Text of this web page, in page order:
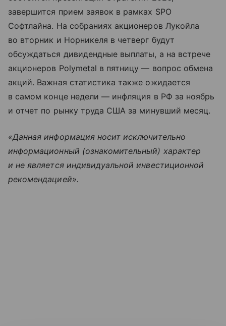
завершится прием заявок в рамках SPO
Софтлайна. На собраниях акционеров Лукойла
во вторник и Норникеля в четверг будут
обсуждаться дивидендные выплаты, а на встрече
акционеров Polymetal в пятницу — вопрос обмена
акций. Важная статистика также ожидается
в самом конце недели — инфляция в РФ за ноябрь
и отчет по рынку труда США за минувший месяц.
«Данная информация носит исключительно
информационный (ознакомительный) характер
и не является индивидуальной инвестиционной
рекомендацией».